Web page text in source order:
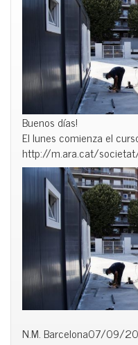
Buenos días!
El lunes comienza el
http://m.ara.cat/
N.M. Barcelona07/09/